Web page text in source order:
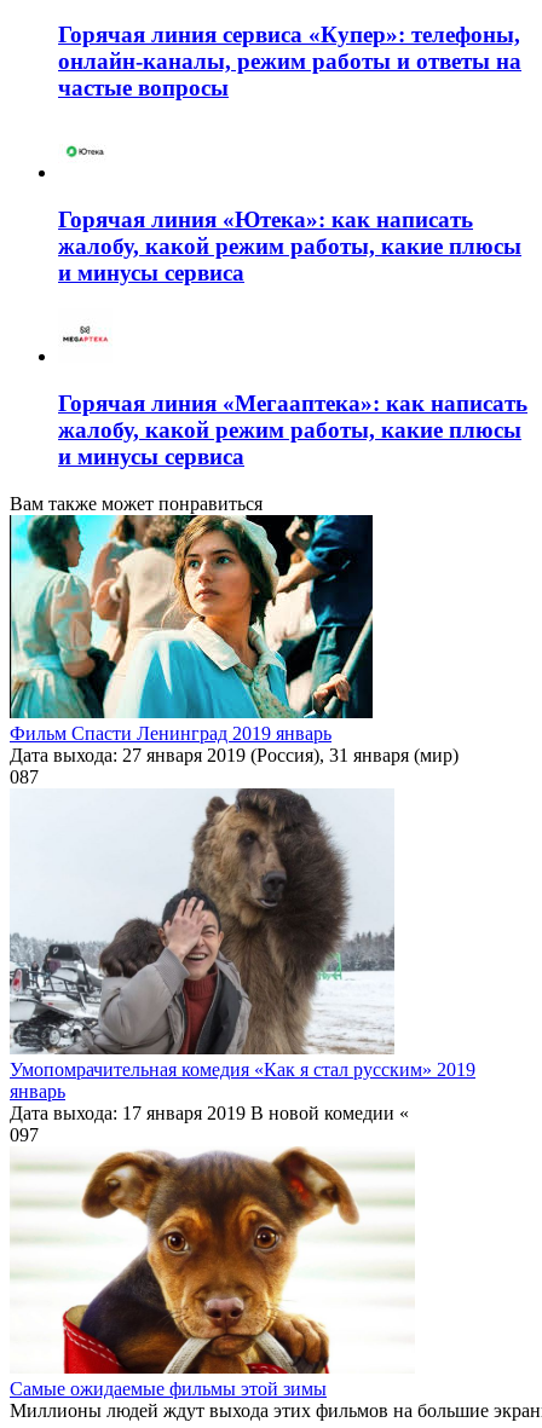
Горячая линия сервиса «Купер»: телефоны,
онлайн-каналы, режим работы и ответы на
частые вопросы
Горячая линия «Ютека»: как написать
жалобу, какой режим работы, какие плюсы
и минусы сервиса
Горячая линия «Мегааптека»: как написать
жалобу, какой режим работы, какие плюсы
и минусы сервиса
Вам также может понравиться
Фильм Спасти Ленинград 2019 январь
Дата выхода: 27 января 2019 (Россия), 31 января (мир)
087
Умопомрачительная комедия «Как я стал русским» 2019
январь
Дата выхода: 17 января 2019 В новой комедии «
097
Самые ожидаемые фильмы этой зимы
Миллионы людей ждут выхода этих фильмов на большие